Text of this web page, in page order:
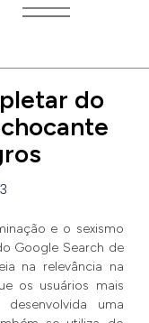
do
e o sexismo
Google Search de
na relevância na
os usuários mais
uma